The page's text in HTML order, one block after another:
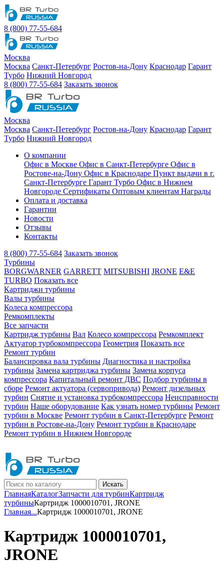
8 (800) 77-55-684
Москва
Москва Санкт-Петербург Ростов-на-Дону Краснодар Гарант
Турбо Нижний Новгород
8 (800) 77-55-684 Заказать звонок
Москва
Москва Санкт-Петербург Ростов-на-Дону Краснодар Гарант
Турбо Нижний Новгород
О компании
Офис в Москве Офис в Санкт-Петербурге Офис в
Ростове-на-Дону Офис в Краснодаре Пункт выдачи в г.
Санкт-Петербурге Гарант Турбо Офис в Нижнем
Новгороде Сертификаты Оптовым клиентам Награды
Оплата и доставка
Гарантии
Новости
Отзывы
Контакты
8 (800) 77-55-684 Заказать звонок
Турбины
BORGWARNER GARRETT MITSUBISHI JRONE E&E
TURBO Показать все
Картриджи турбины
Валы турбины
Колеса компрессора
Ремкомплекты
Все запчасти
Картридж турбины Вал Колесо компрессора Ремкомплект
Актуатор турбокомпрессора Геометрия Показать все
Ремонт турбин
Балансировка вала турбины Диагностика и настройка
турбины Замена картриджа турбины Замена корпуса
компрессора Капитальный ремонт ДВС Подбор турбины в
сборе Ремонт актуатора (сервопривода) Ремонт дизельных
турбин Снятие и установка турбокомпрессора Неисправности
турбин Наше оборудование Как узнать номер турбины Ремонт
турбин в Москве Ремонт турбин в Санкт-Петербурге Ремонт
турбин в Ростове-на-Дону Ремонт турбин в Краснодаре
Ремонт турбин в Нижнем Новгороде
Искать
ГлавнаяКаталогЗапчасти для турбинКартридж
турбиныКартридж 1000010701, JRONE
Главная...Картридж 1000010701, JRONE
Картридж 1000010701,
JRONE